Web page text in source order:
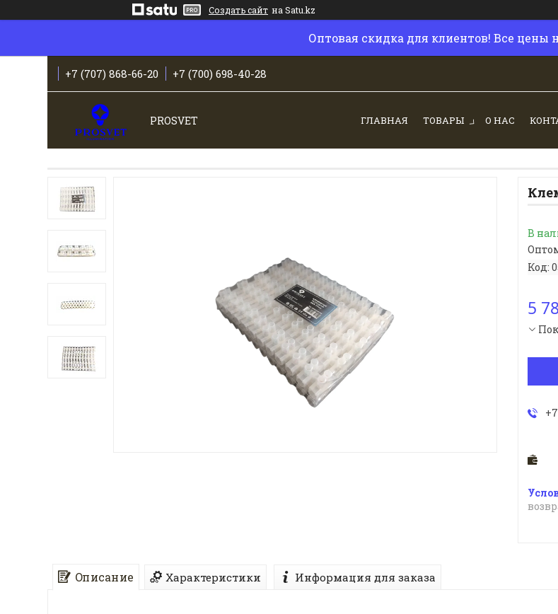
Создать сайт на Satu.kz
Оптовая скидка для клиентов! Все цены
+7 (707) 868-66-20 +7 (700) 698-40-28
PROSVET ГЛАВНАЯ ТОВАРЫ О НАС
В
Код:
5
Описание Характеристики Информация для заказа